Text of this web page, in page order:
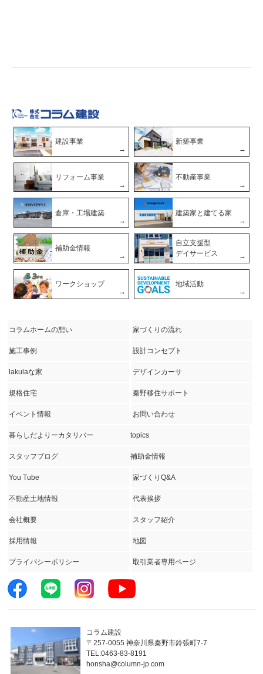
建設事業 新築事業
リフォーム事業 不動産事業
倉庫・工場建築 建築家と建てる家
補助金情報
自立支援型
デイサービス
ワークショップ 地域活動
コラムホームの想い 家づくりの流れ
施工事例 設計コンセプト
lakulaな家 デザインカーサ
規格住宅 秦野移住サポート
イベント情報 お問い合わせ
暮らしだよりーカタリバー topics
スタッフブログ 補助金情報
You Tube 家づくりQ&A
不動産土地情報 代表挨拶
会社概要 スタッフ紹介
採用情報 地図
プライバシーポリシー 取引業者専用ページ
コラム建設
〒257-0055 神奈川県秦野市鈴張町7-7
TEL:0463-83-8191
honsha@column-jp.com